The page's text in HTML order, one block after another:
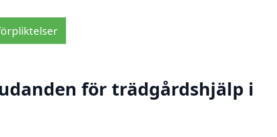
för trädgårdshjälp i